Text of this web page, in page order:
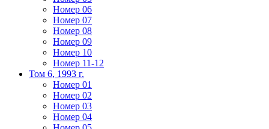
Номер 06
Номер 07
Номер 08
Номер 09
Номер 10
Номер 11-12
Том 6, 1993 г.
Номер 01
Номер 02
Номер 03
Номер 04